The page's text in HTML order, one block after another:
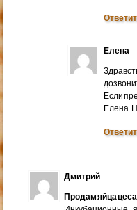
Елена
Если
Елена.
Дмитрий
Продам яйца